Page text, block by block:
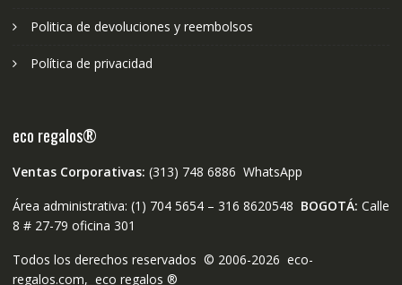
Politica de devoluciones y reembolsos
Política de privacidad
eco regalos®
Ventas Corporativas: (313) 748 6886 WhatsApp
Área administrativa: (1) 704 5654 – 316 8620548 BOGOTÁ: Calle
8 # 27-79 oficina 301
Todos los derechos reservados © 2006-2026 eco-
regalos.com, eco regalos ®